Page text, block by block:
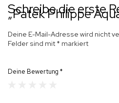
Schreibe die erste
„Patek Philippe
Deine E-Mail-Adresse wird nicht
Felder sind mit * markiert
Deine Bewertung *